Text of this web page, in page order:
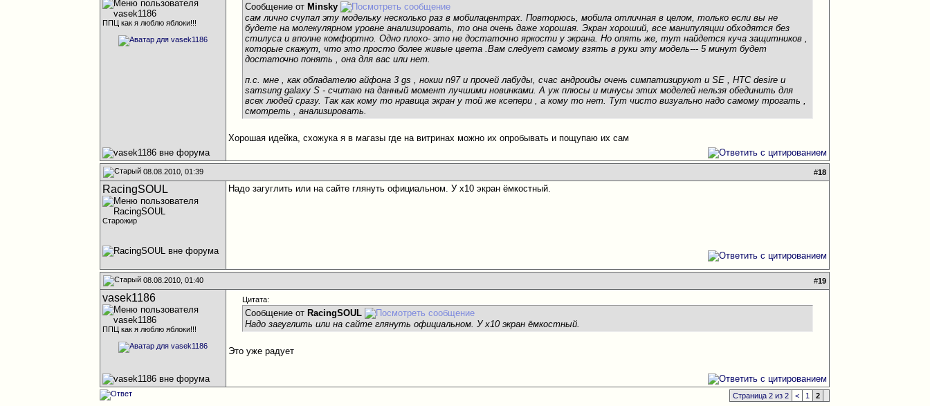
ППЦ как я люблю яблоки!!!
Сообщение от Minsky
сам лично счупал эту модельку несколько раз в мобилацентрах. Повторюсь, мобила отличная в целом, только если вы не
будете на молекулярном уровне анализировать, то она очень даже хорошая. Экран хороший, все манипуляции обходятся без
стилуса и вполне комфортно. Одно плохо- это не достаточно яркости у экрана. Но опять же, тут найдется куча защитников ,
которые скажут, что это просто более живые цвета .Вам следует самому взять в руки эту модель--- 5 минут будет
достаточно понять , она для вас или нет.
п.с. мне , как обладателю айфона 3 gs , нокии n97 и прочей лабуды, счас андроиды очень симпатизируют и SE , HTC desire и
samsung galaxy S - считаю на данный момент лучшими новинками. А уж плюсы и минусы этих моделей нельзя обединить для
всех людей сразу. Так как кому то нравица экран у той же ксепери , а кому то нет. Тут чисто визуально надо самому трогать ,
смотреть , анализировать.
Хорошая идейка, схожука я в магазы где на витринах можно их опробывать и пощупаю их сам
08.08.2010, 01:39 #18
RacingSOUL
Старожир
Надо загуглить или на сайте глянуть официальном. У х10 экран ёмкостный.
08.08.2010, 01:40 #19
vasek1186
ППЦ как я люблю яблоки!!!
Цитата:
Сообщение от RacingSOUL
Надо загуглить или на сайте глянуть официальном. У х10 экран ёмкостный.
Это уже радует
Страница 2 из 2 < 1 2